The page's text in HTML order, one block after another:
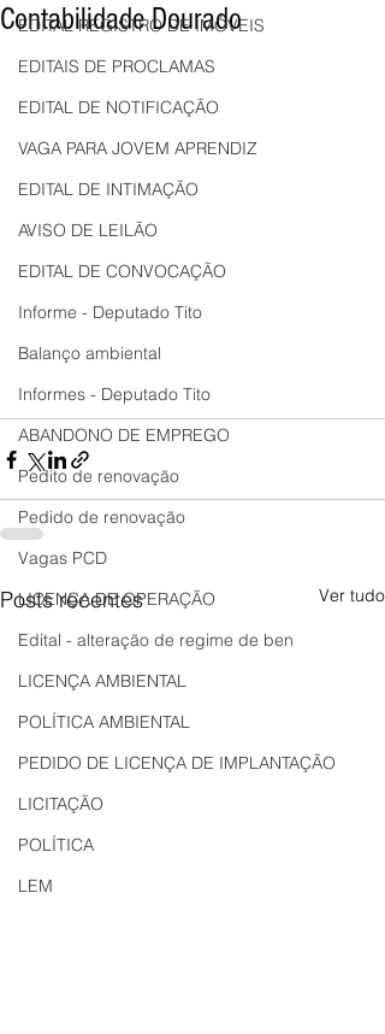
EDITAL REGISTRO DE IMÓVEIS
EDITAIS DE PROCLAMAS
EDITAL DE NOTIFICAÇÃO
VAGA PARA JOVEM APRENDIZ
EDITAL DE INTIMAÇÃO
AVISO DE LEILÃO
EDITAL DE CONVOCAÇÃO
Informe - Deputado Tito
Balanço ambiental
Informes - Deputado Tito
ABANDONO DE EMPREGO
Pedito de renovação
Pedido de renovação
Vagas PCD
LICENÇA DE OPERAÇÃO
Edital - alteração de regime de ben
LICENÇA AMBIENTAL
POLÍTICA AMBIENTAL
PEDIDO DE LICENÇA DE IMPLANTAÇÃO
LICITAÇÃO
POLÍTICA
LEM
Contabilidade Dourado
Posts recentes Ver tudo